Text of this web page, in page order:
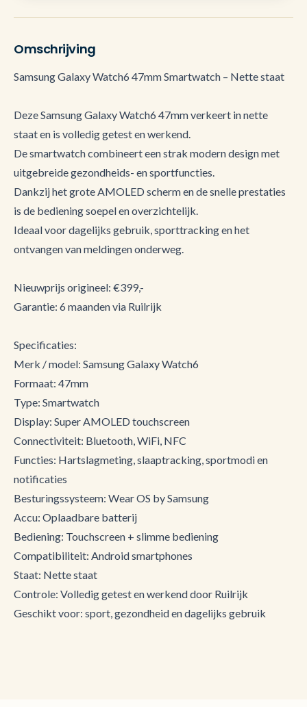
Omschrijving
Samsung Galaxy Watch6 47mm Smartwatch – Nette staat
Deze Samsung Galaxy Watch6 47mm verkeert in nette
staat en is volledig getest en werkend.
De smartwatch combineert een strak modern design met
uitgebreide gezondheids- en sportfuncties.
Dankzij het grote AMOLED scherm en de snelle prestaties
is de bediening soepel en overzichtelijk.
Ideaal voor dagelijks gebruik, sporttracking en het
ontvangen van meldingen onderweg.
Nieuwprijs origineel: €399,-
Garantie: 6 maanden via Ruilrijk
Specificaties:
Merk / model: Samsung Galaxy Watch6
Formaat: 47mm
Type: Smartwatch
Display: Super AMOLED touchscreen
Connectiviteit: Bluetooth, WiFi, NFC
Functies: Hartslagmeting, slaaptracking, sportmodi en
notificaties
Besturingssysteem: Wear OS by Samsung
Accu: Oplaadbare batterij
Bediening: Touchscreen + slimme bediening
Compatibiliteit: Android smartphones
Staat: Nette staat
Controle: Volledig getest en werkend door Ruilrijk
Geschikt voor: sport, gezondheid en dagelijks gebruik